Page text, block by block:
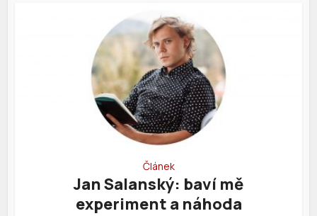
Článek
Jan Salanský: baví mě
experiment a náhoda